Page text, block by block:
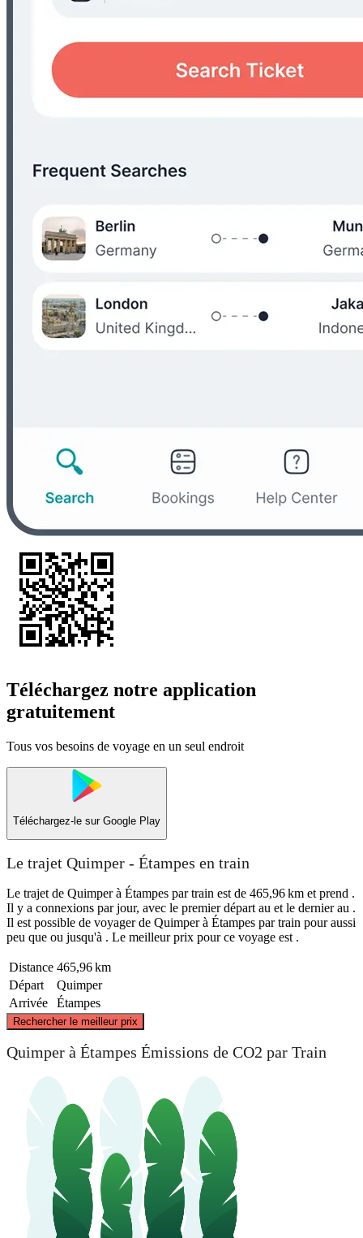
Téléchargez notre application
gratuitement
Tous vos besoins de voyage en un seul endroit
Téléchargez-le sur Google Play
Le trajet Quimper - Étampes en train
Le trajet de Quimper à Étampes par train est de 465,96 km et prend .
Il y a connexions par jour, avec le premier départ au et le dernier au .
Il est possible de voyager de Quimper à Étampes par train pour aussi
peu que ou jusqu'à . Le meilleur prix pour ce voyage est .
Distance 465,96 km
Départ
Quimper
Arrivée
Étampes
Rechercher le meilleur prix
Quimper
Quimper à Étampes Émissions de CO2 par Train